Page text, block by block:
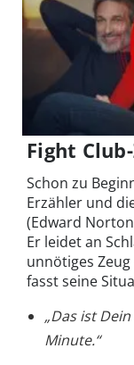
Fight
Schon zu
Erzähler und
(Edward
Er leidet an
unnötiges
fasst seine
„Das ist
Minute.“